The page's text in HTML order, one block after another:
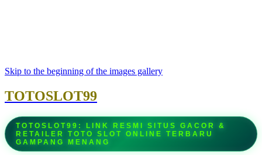
Skip to the beginning of the images gallery
TOTOSLOT99
TOTOSLOT99: LINK RESMI SITUS GACOR &
RETAILER TOTO SLOT ONLINE TERBARU
GAMPANG MENANG